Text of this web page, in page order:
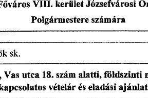
őváros VIII. kerület
Polgármestere számára
sk.
Vas utca 18. szám alatti, földszinti
vételár és eladási